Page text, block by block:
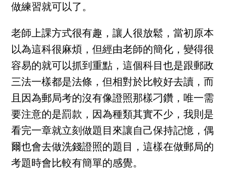
做練習就可以了。
老師上課方式很有趣，讓人很放鬆，當初原本
以為這科很麻煩，但經由老師的簡化，變得很
容易的就可以抓到重點，這個科目也是跟郵政
三法一樣都是法條，但相對於比較好去讀，而
且因為郵局考的沒有像證照那樣刁鑽，唯一需
要注意的是罰款，因為種類其實不少，我則是
看完一章就立刻做題目來讓自己保持記憶，偶
爾也會去做洗錢證照的題目，這樣在做郵局的
考題時會比較有簡單的感覺。